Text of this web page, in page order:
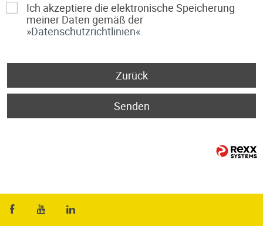
Ich akzeptiere die elektronische Speicherung
meiner Daten gemäß der
Datenschutzrichtlinien .
Zurück
Senden